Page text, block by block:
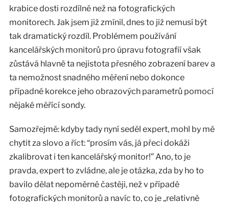
krabice dosti rozdílně než na fotografických
monitorech. Jak jsem již zmínil, dnes to již nemusí být
tak dramatický rozdíl. Problémem používání
kancelářských monitorů pro úpravu fotografií však
zůstává hlavně ta nejistota přesného zobrazení barev a
ta nemožnost snadného měření nebo dokonce
případné korekce jeho obrazových parametrů pomocí
nějaké měřící sondy.
Samozřejmě: kdyby tady nyní seděl expert, mohl by mě
chytit za slovo a říct: “prosím vás, já přeci dokáži
zkalibrovat i ten kancelářský monitor!” Ano, to je
pravda, expert to zvládne, ale je otázka, zda by ho to
bavilo dělat nepoměrně častěji, než v případě
fotografických monitorů a navíc to, co je „relativně